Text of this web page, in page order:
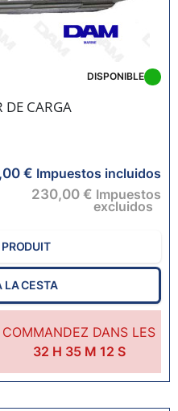
CARGA
COMMANDEZ DANS LES
32 H 35 M11S
DISPONIBLE
€ Impuestos incluidos
230,00 € Impuestos
excluidos
LA CESTA